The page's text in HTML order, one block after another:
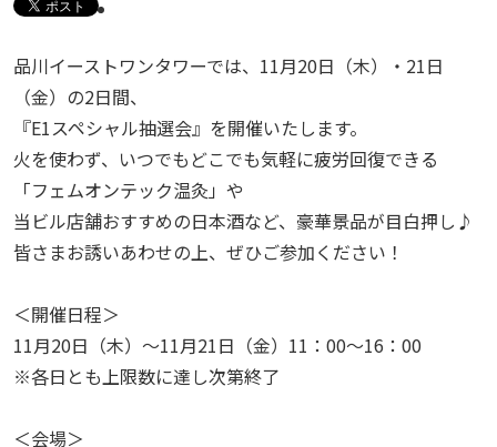
品川イーストワンタワーでは、11月20日（木）・21日
（金）の2日間、
『E1スペシャル抽選会』を開催いたします。
火を使わず、いつでもどこでも気軽に疲労回復できる
「フェムオンテック温灸」や
当ビル店舗おすすめの日本酒など、豪華景品が目白押し♪
皆さまお誘いあわせの上、ぜひご参加ください！
＜開催日程＞
11月20日（木）～11月21日（金）11：00～16：00
※各日とも上限数に達し次第終了
＜会場＞